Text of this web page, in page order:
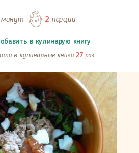
2порции
в кулинарую книгу
в кулинарные книги 27 раз